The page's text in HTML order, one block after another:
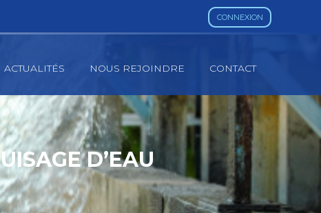
CONNEXION
ACTUALITÉS NOUS REJOINDRE CONTACT
D’EAU